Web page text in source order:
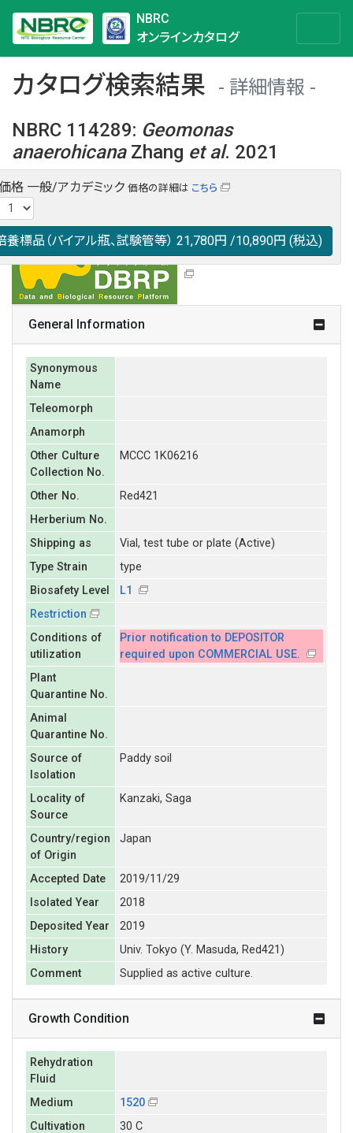
NBRC
オンラインカタログ
カタログ検索結果
詳細情報
NBRC 114289: Geomonas
anaerohicanaZhang et al. 2021
NBRC 114289の情報や関連データは以下のバナー(DBRP)か
らご覧ください。
日本語での検索も可能です。
格 一般/アカデミック 価格の詳細は こちら
養標品（バイアル瓶、試験管等） 21,780円 /10,890円 (税込)
General Information
Synonymous
Name
Teleomorph
Anamorph
Other Culture
Collection No.
MCCC 1K06216
Other No.
Red421
Herberium No.
Shipping as
Vial, test tube or plate (Active)
Type Strain
type
Biosafety Level
L1
Restriction
Conditions of
utilization
Prior notification to DEPOSITOR
required upon COMMERCIAL USE.
Plant
Quarantine No.
Animal
Quarantine No.
Source of
Isolation
Paddy soil
Locality of
Source
Kanzaki, Saga
Country/region
of Origin
Japan
Accepted Date
2019/11/29
Isolated Year
2018
Deposited Year
2019
History
Univ. Tokyo (Y. Masuda, Red421)
Comment
Supplied as active culture.
Growth Condition
Rehydration
Fluid
Medium
1520
Cultivation
30 C